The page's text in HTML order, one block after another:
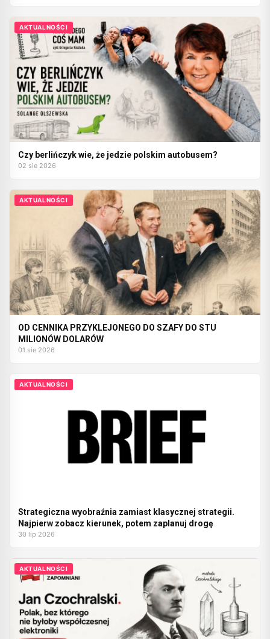
AKTUALNOŚCI
Czy berlińczyk wie, że jedzie polskim autobusem?
02 sie 2026
AKTUALNOŚCI
OD CENNIKA PRZYKLEJONEGO DO SZAFY DO STU
MILIONÓW DOLARÓW
01 sie 2026
AKTUALNOŚCI
Strategiczna wyobraźnia zamiast klasycznej strategii.
Najpierw zobacz kierunek, potem zaplanuj drogę
30 lip 2026
AKTUALNOŚCI